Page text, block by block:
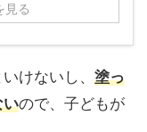
見る
けないし、 塗っ
いので、子どもが